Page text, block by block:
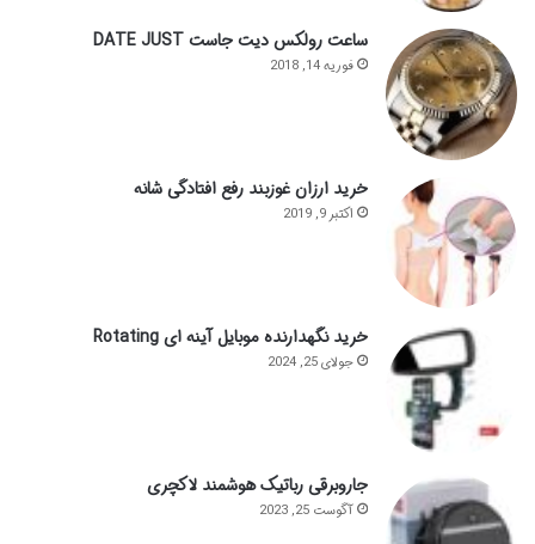
ساعت رولکس دیت جاست DATE JUST
فوریه 14, 2018
خرید ارزان غوزبند رفع افتادگی شانه
اکتبر 9, 2019
خرید نگهدارنده موبایل آینه ای Rotating
جولای 25, 2024
جاروبرقی رباتیک هوشمند لاکچری
آگوست 25, 2023